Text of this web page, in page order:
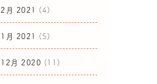
2月 2021 (4)
1月 2021 (5)
12月 2020 (11)